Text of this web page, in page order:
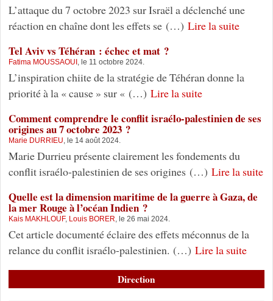
L’attaque du 7 octobre 2023 sur Israël a déclenché une
réaction en chaîne dont les effets se (…) Lire la suite
Tel Aviv vs Téhéran : échec et mat ?
Fatima MOUSSAOUI , le 11 octobre 2024.
L’inspiration chiite de la stratégie de Téhéran donne la
priorité à la « cause » sur « (…) Lire la suite
Comment comprendre le conflit israélo-palestinien de ses
origines au 7 octobre 2023 ?
Marie DURRIEU , le 14 août 2024.
Marie Durrieu présente clairement les fondements du
conflit israélo-palestinien de ses origines (…) Lire la suite
Quelle est la dimension maritime de la guerre à Gaza, de
la mer Rouge à l’océan Indien ?
Kais MAKHLOUF, Louis BORER , le 26 mai 2024.
Cet article documenté éclaire des effets méconnus de la
relance du conflit israélo-palestinien. (…) Lire la suite
Direction